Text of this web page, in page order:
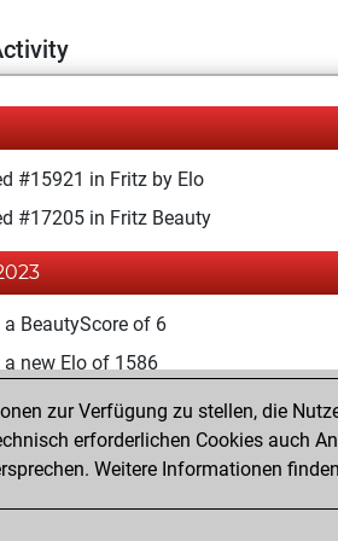
#15921 in Fritz by Elo
#17205 in Fritz Beauty
BeautyScore of 6
a new Elo of 1586
Fritz account
zur Verfügung zu stellen, die
erforderlichen Cookies auch
Weitere Informationen